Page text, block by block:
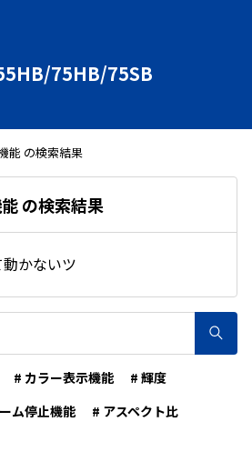
75HB/75SB
能 の検索結果
の検索結果
かないツ
# カラー表示機能
# 輝度
ム停止機能
# アスペクト比